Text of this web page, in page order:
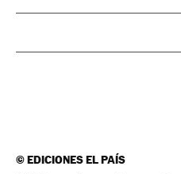
©EDICIONES EL PAÍS